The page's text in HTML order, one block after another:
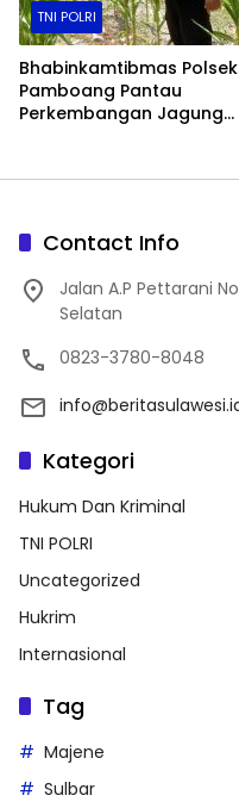
TNI POLRI
Bhabinkamtibmas Polsek
Pamboang Pantau
Perkembangan Jagung
Contact Info
Jalan A.P Pettarani
Selatan
0823-3780-8048
Kategori
Hukum Dan Kriminal
TNI POLRI
Uncategorized
Hukrim
Internasional
Tag
Majene
Sulbar